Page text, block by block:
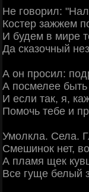
Не говорил:
Костер зажжем
И будем в мире
Да сказочный
А он просил:
А посмелее
И если так, я,
Помочь тебе и
Умолкла. Села.
Смешинок нет,
А пламя щек
Все гуще белый